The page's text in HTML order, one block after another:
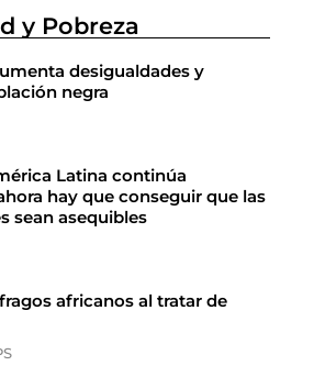
y Pobreza
desigualdades y
negra
Latina continúa
hay que conseguir que las
sean asequibles
africanos al tratar de